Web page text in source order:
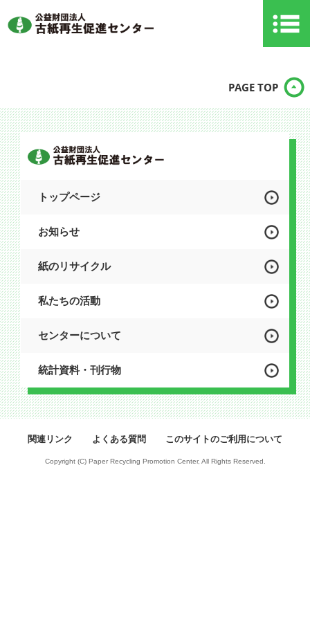
PAGE TOP
トップページ
お知らせ
紙のリサイクル
私たちの活動
センターについて
統計資料・刊行物
関連リンク よくある質問 このサイトのご利用について
Copyright (C) Paper Recycling Promotion Center, All Rights Reserved.